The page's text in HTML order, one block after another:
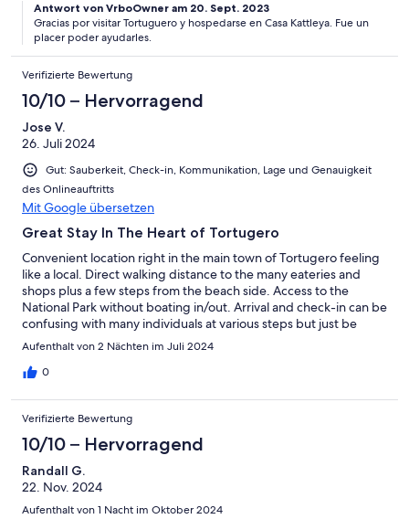
Antwort von VrboOwner am 20. Sept. 2023
Gracias por visitar Tortuguero y hospedarse en Casa Kattleya. Fue un
placer poder ayudarles.
Verifizierte Bewertung
10/10 – Hervorragend
Jose V.
26. Juli 2024
Gut: Sauberkeit, Check-in, Kommunikation, Lage und Genauigkeit
des Onlineauftritts
Mit Google übersetzen
Great Stay In The Heart of Tortugero
Convenient location right in the main town of Tortugero feeling
like a local. Direct walking distance to the many eateries and
shops plus a few steps from the beach side. Access to the
National Park without boating in/out. Arrival and check-in can be
confusing with many individuals at various steps but just be
ready to tell them where you’re staying and who you’re looking
described.
Aufenthalt von 2 Nächten im Juli 2024
0
Verifizierte Bewertung
10/10 – Hervorragend
Randall G.
22. Nov. 2024
Aufenthalt von 1 Nacht im Oktober 2024